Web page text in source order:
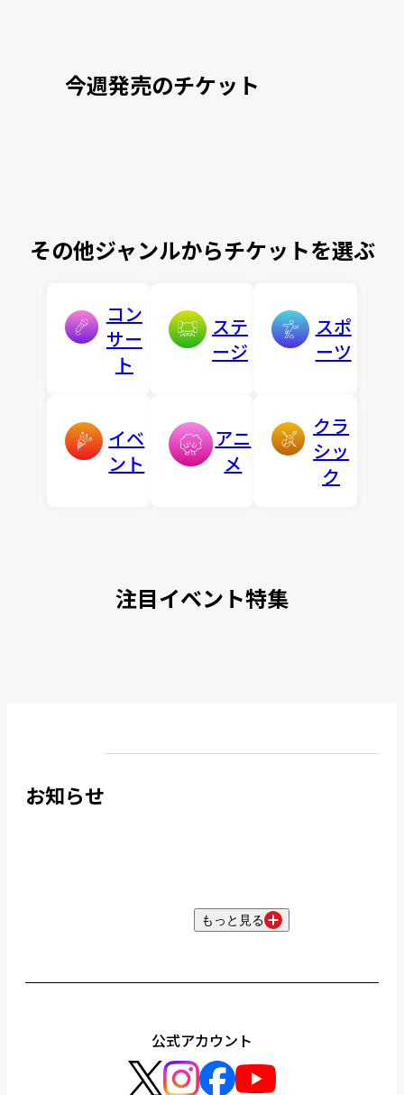
今週発売のチケット
その他ジャンルからチケットを選ぶ
コン
サー
ト
ステ
ージ
スポ
ーツ
イベ
ント
アニ
メ
クラ
シッ
ク
注目イベント特集
お知らせ
もっと見る
公式アカウント